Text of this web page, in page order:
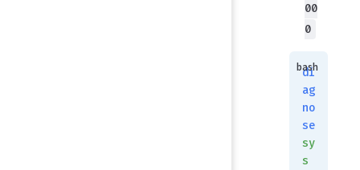
00
0
di
ag
no
se
sy
s